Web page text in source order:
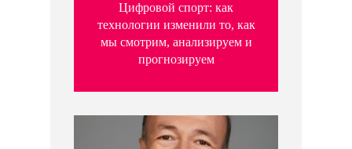
Цифровой спорт: как
технологии изменили то, как
мы смотрим, анализируем и
прогнозируем